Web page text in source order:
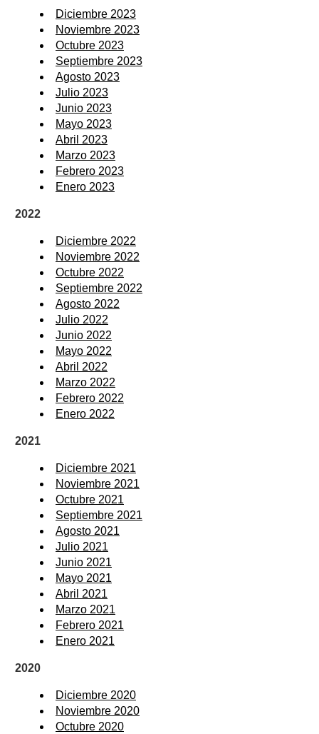
Diciembre 2023
Noviembre 2023
Octubre 2023
Septiembre 2023
Agosto 2023
Julio 2023
Junio 2023
Mayo 2023
Abril 2023
Marzo 2023
Febrero 2023
Enero 2023
2022
Diciembre 2022
Noviembre 2022
Octubre 2022
Septiembre 2022
Agosto 2022
Julio 2022
Junio 2022
Mayo 2022
Abril 2022
Marzo 2022
Febrero 2022
Enero 2022
2021
Diciembre 2021
Noviembre 2021
Octubre 2021
Septiembre 2021
Agosto 2021
Julio 2021
Junio 2021
Mayo 2021
Abril 2021
Marzo 2021
Febrero 2021
Enero 2021
2020
Diciembre 2020
Noviembre 2020
Octubre 2020